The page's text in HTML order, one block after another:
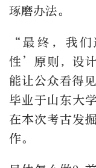
琢磨办法。
“最终，我
性’原则，设
能让公众看得
毕业于山东大
在本次考古发
作。